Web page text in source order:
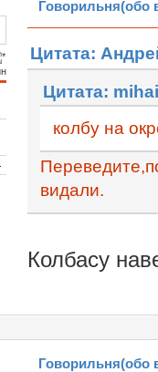
Говорильня(обо
Цитата:
Цитата:
колбу на
видали.
Колбасу
Говорильня(обо